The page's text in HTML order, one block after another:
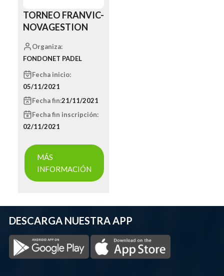
TORNEO FRANVIC-
NOVAGESTION
Organiza:
FONDONET PADEL
Fecha inicio:
05/11/2021
Fecha fin:21/11/2021
Fecha fin inscripción:
02/11/2021
MÁS
INFORMACIÓN
DESCARGA NUESTRA APP